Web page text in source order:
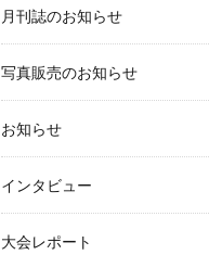
月刊誌のお知らせ
写真販売のお知らせ
お知らせ
インタビュー
大会レポート